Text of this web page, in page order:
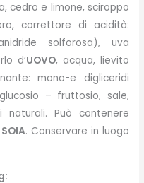
cedro e limone, sciroppo
correttore di acidità:
solforosa), uva
d’UOVO, acqua, lievito
mono-e digliceridi
– fruttosio, sale,
Può contenere
SOIA. Conservare in luogo